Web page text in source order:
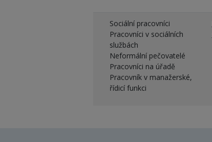
Sociální pracovníci
Pracovníci v sociálních
službách
Neformální pečovatelé
Pracovníci na úřadě
Pracovník v manažerské,
řídicí funkci